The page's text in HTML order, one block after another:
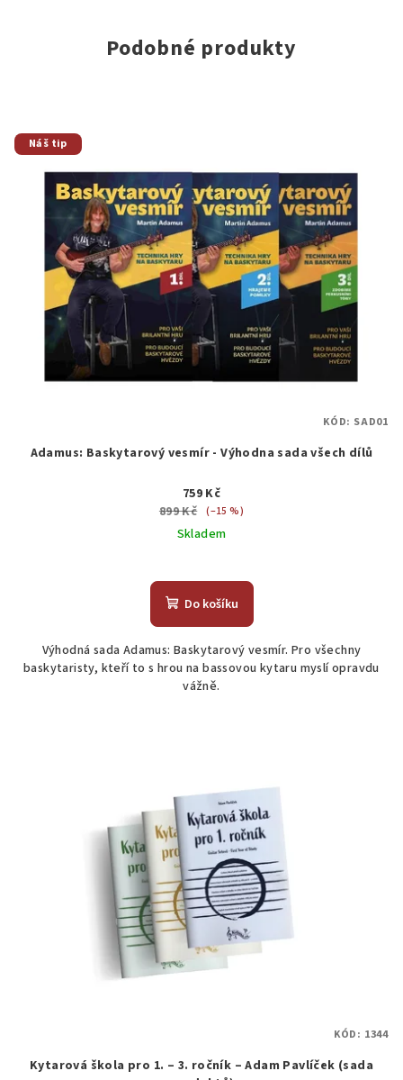
Podobné produkty
Náš tip
Adamus: Baskytarový vesmír - Výhodna sada všech dílů
759 Kč
899 Kč (–15 %)
Skladem
hodnocení
produktu
z
5
hvězdiček.
Do košíku
Výhodná sada Adamus: Baskytarový vesmír. Pro všechny
baskytaristy, kteří to s hrou na bassovou kytaru myslí opravdu
vážně.
KÓD: SAD01
Kytarová škola pro 1. – 3. ročník – Adam Pavlíček (sada
KÓD: 1344